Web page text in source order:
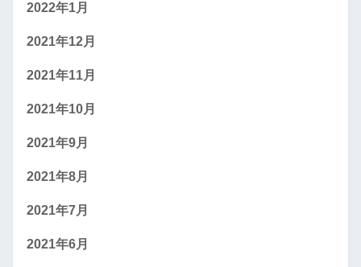
2022年1月
2021年12月
2021年11月
2021年10月
2021年9月
2021年8月
2021年7月
2021年6月